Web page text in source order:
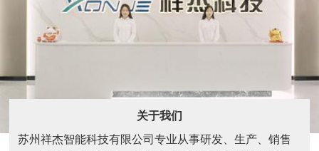
LED灯
关于我们
苏州祥杰智能科技有限公司专业从事研发、生产、销售